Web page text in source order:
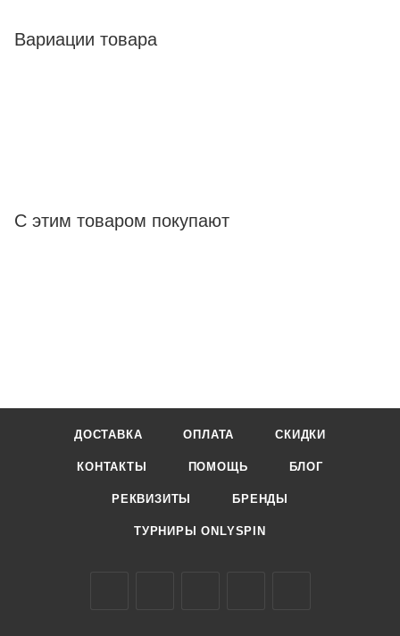
Вариации товара
С этим товаром покупают
ДОСТАВКА ОПЛАТА СКИДКИ
КОНТАКТЫ ПОМОЩЬ БЛОГ
РЕКВИЗИТЫ БРЕНДЫ
ТУРНИРЫ ONLYSPIN